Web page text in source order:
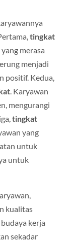
tingkat
yang merasa
menjadi
positif. Kedua,
. Karyawan
mengurangi
tingkat
yang
untuk
untuk
kualitas
kerja
sekadar